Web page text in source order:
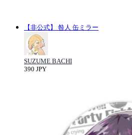
【非公式】 咎人 缶ミラー
SUZUME BACHI
390 JPY